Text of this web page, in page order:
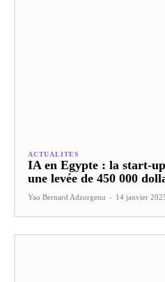
ACTUALITES
IA en Egypte : la start-
une levée de 450 000
Yao Bernard Adzorgenu - 14 janvier